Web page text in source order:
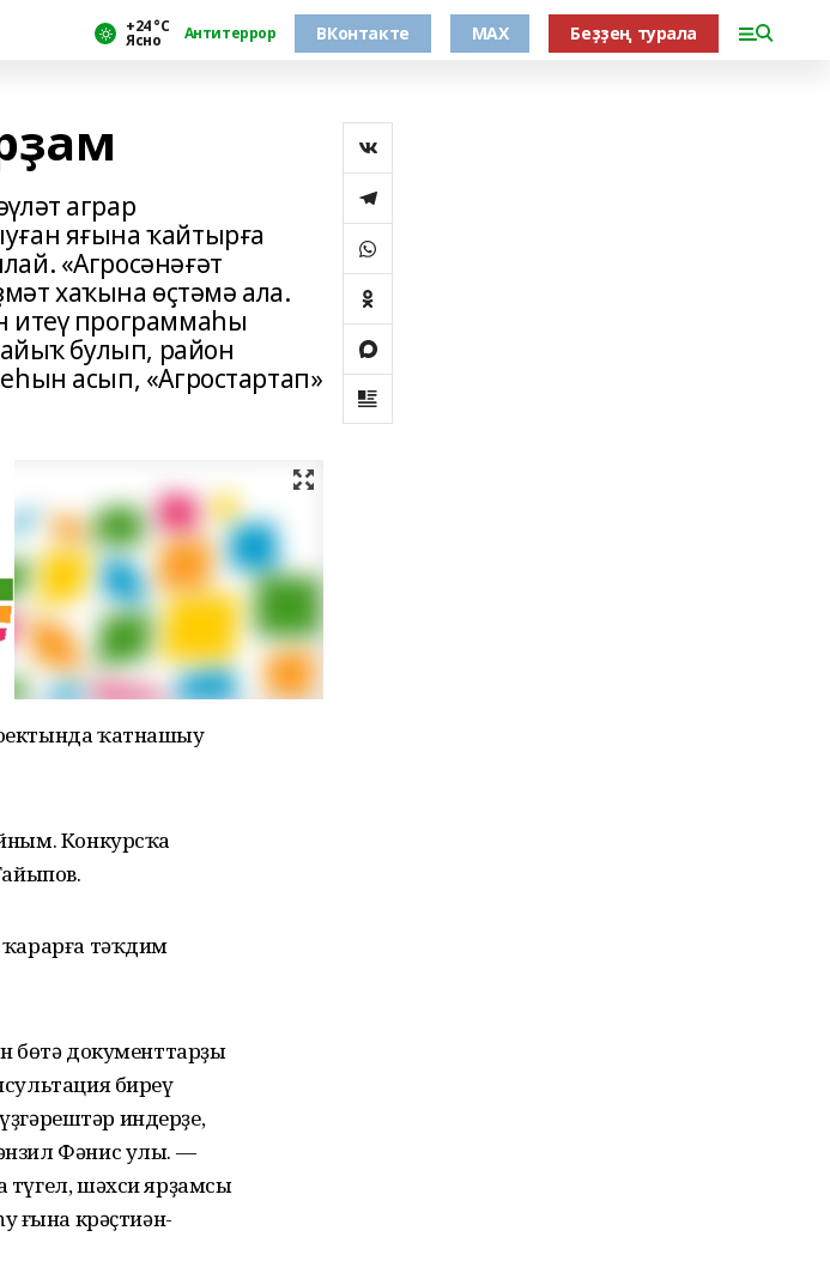
+24 °С
Ясно Антитеррор ВКонтакте MAX Беҙҙең турала
аграр
яғына ҡайтырға
«Агросәнәғәт
хаҡына өҫтәмә ала.
итеү программаһы
булып, район
асып, «Агростартап»
ҡатнашыу
Конкурсҡа
тәҡдим
бөтә документтарҙы
биреү
индерҙе,
Фәнис улы. —
шәхси ярҙамсы
ғына крәҫтиән-